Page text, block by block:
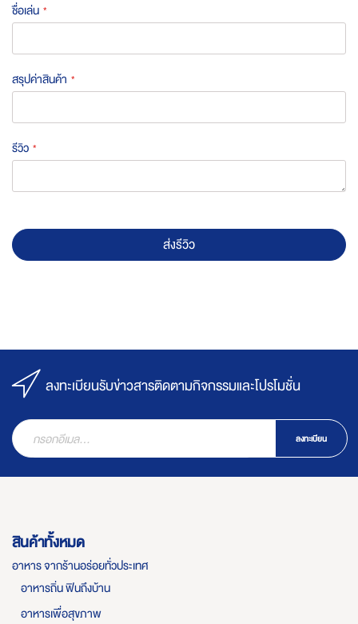
ชื่อเล่น
สรุปค่าสินค้า
รีวิว
ส่งรีวิว
ลงทะเบียนรับข่าวสารติดตามกิจกรรมและโปรโมชั่น
ลงทะเบียน
สินค้าทั้งหมด
อาหาร จากร้านอร่อยทั่วประเทศ
อาหารถิ่น ฟินถึงบ้าน
อาหารเพื่อสุขภาพ